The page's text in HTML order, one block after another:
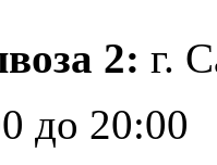
2: г.
до 20:00